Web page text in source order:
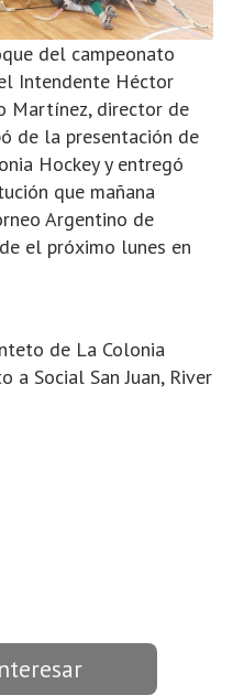
del campeonato
Intendente Héctor
Martínez, director de
de la presentación de
Hockey y entregó
que mañana
Argentino de
el próximo lunes en
de La Colonia
a Social San Juan, River